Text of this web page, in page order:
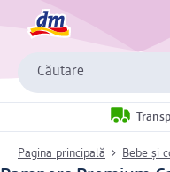
Căutare
Pagina principală Bebe și